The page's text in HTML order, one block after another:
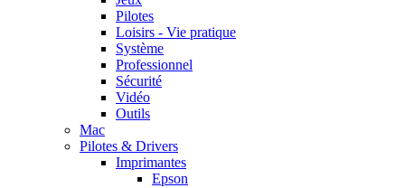
Pilotes
Loisirs - Vie pratique
Système
Professionnel
Sécurité
Vidéo
Outils
Mac
Pilotes & Drivers
Imprimantes
Epson